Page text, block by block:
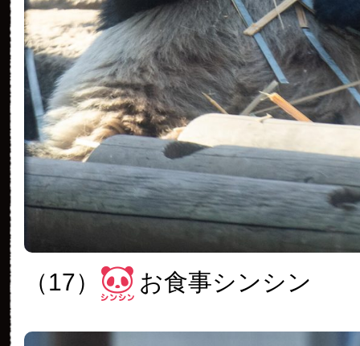
（17） お食事シンシン